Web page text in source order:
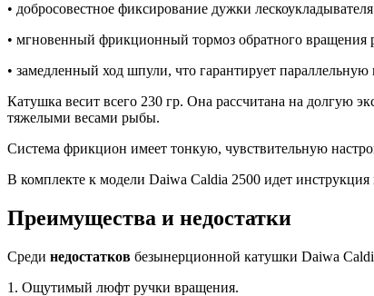
• добросовестное фиксирование дужки
• мгновенный фрикционный тормоз обратного вращения
• замедленный ход шпули, что гарантирует параллельную
Катушка весит всего 230 гр. Она рассчитана на долгую
тяжелыми весами рыбы.
Система фрикцион имеет тонкую, чувствительную
В комплекте к модели Daiwa Caldia 2500 идет
Преимущества и недостатки
Среди недостатков безынерционной катушки Daiwa
1. Ощутимый люфт ручки вращения.